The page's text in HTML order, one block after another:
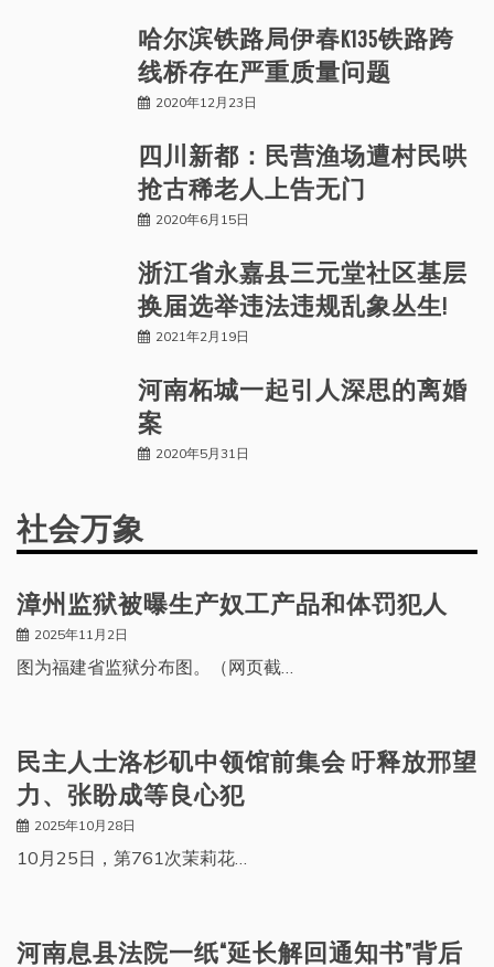
哈尔滨铁路局伊春K135铁路跨
线桥存在严重质量问题
2020年12月23日
四川新都：民营渔场遭村民哄
抢古稀老人上告无门
2020年6月15日
浙江省永嘉县三元堂社区基层
换届选举违法违规乱象丛生!
2021年2月19日
河南柘城一起引人深思的离婚
案
2020年5月31日
社会万象
漳州监狱被曝生产奴工产品和体罚犯人
2025年11月2日
图为福建省监狱分布图。（网页截…
民主人士洛杉矶中领馆前集会 吁释放邢望
力、张盼成等良心犯
2025年10月28日
10月25日，第761次茉莉花…
河南息县法院一纸“延长解回通知书”背后